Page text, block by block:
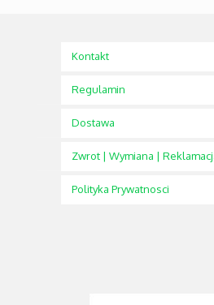
Kontakt
Regulamin
Dostawa
Zwrot | Wymiana |
Polityka Prywatnosci